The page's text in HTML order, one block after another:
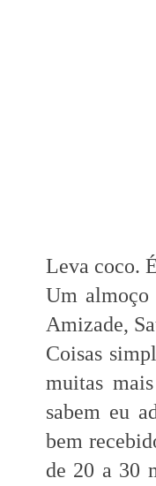
Leva coco.
Um almoço
Amizade,
Coisas
muitas
sabem eu
bem
de 20 a 30